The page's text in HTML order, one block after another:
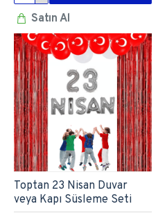
Satın Al
Toptan 23 Nisan Duvar
veya Kapı Süsleme Seti